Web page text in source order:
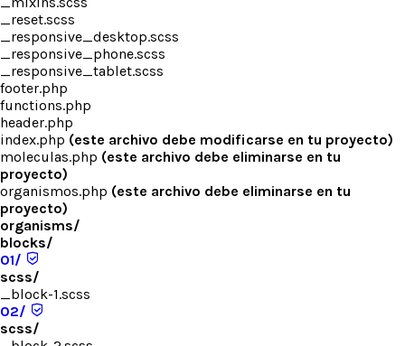
_reset.scss
_responsive_desktop.scss
_responsive_phone.scss
_responsive_tablet.scss
footer.php
functions.php
header.php
index.php (este archivo debe modificarse en tu proyecto)
moleculas.php (este archivo debe eliminarse en tu
proyecto)
organismos.php (este archivo debe eliminarse en tu
proyecto)
organisms/
blocks/
01/
scss/
_block-1.scss
02/
scss/